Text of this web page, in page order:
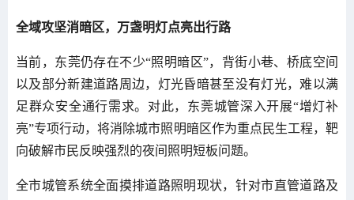
全域攻坚消暗区，万盏明灯点亮出行路
当前，东莞仍存在不少“照明暗区”，背街小巷、桥底空间
以及部分新建道路周边，灯光昏暗甚至没有灯光，难以满
足群众安全通行需求。对此，东莞城管深入开展“增灯补
亮”专项行动，将消除城市照明暗区作为重点民生工程，靶
向破解市民反映强烈的夜间照明短板问题。
全市城管系统全面摸排道路照明现状，针对市直管道路及